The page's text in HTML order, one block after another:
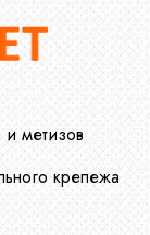
метизов
крепежа